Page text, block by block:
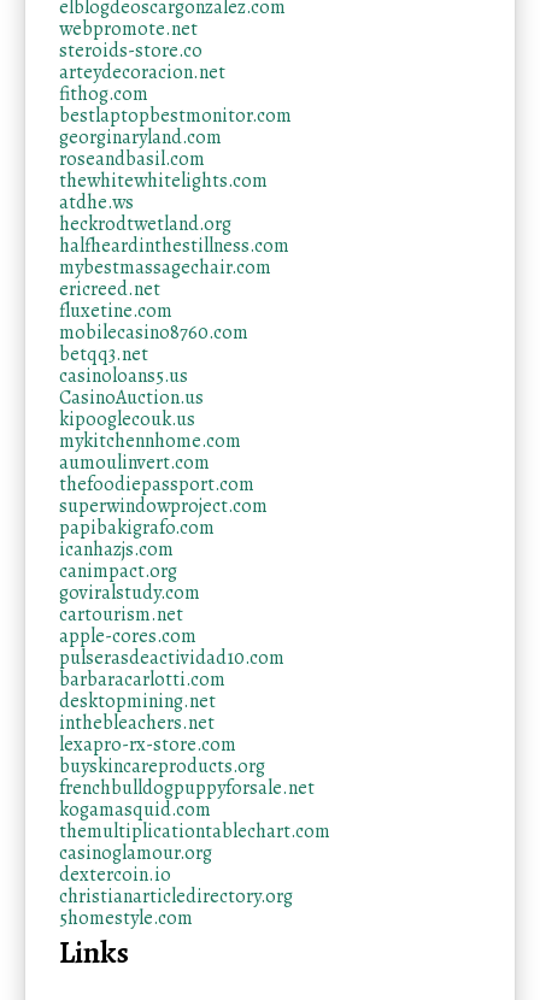
elblogdeoscargonzalez.com
webpromote.net
steroids-store.co
arteydecoracion.net
fithog.com
bestlaptopbestmonitor.com
georginaryland.com
roseandbasil.com
thewhitewhitelights.com
atdhe.ws
heckrodtwetland.org
halfheardinthestillness.com
mybestmassagechair.com
ericreed.net
fluxetine.com
mobilecasino8760.com
betqq3.net
casinoloans5.us
CasinoAuction.us
kipooglecouk.us
mykitchennhome.com
aumoulinvert.com
thefoodiepassport.com
superwindowproject.com
papibakigrafo.com
icanhazjs.com
canimpact.org
goviralstudy.com
cartourism.net
apple-cores.com
pulserasdeactividad10.com
barbaracarlotti.com
desktopmining.net
inthebleachers.net
lexapro-rx-store.com
buyskincareproducts.org
frenchbulldogpuppyforsale.net
kogamasquid.com
themultiplicationtablechart.com
casinoglamour.org
dextercoin.io
christianarticledirectory.org
5homestyle.com
Links